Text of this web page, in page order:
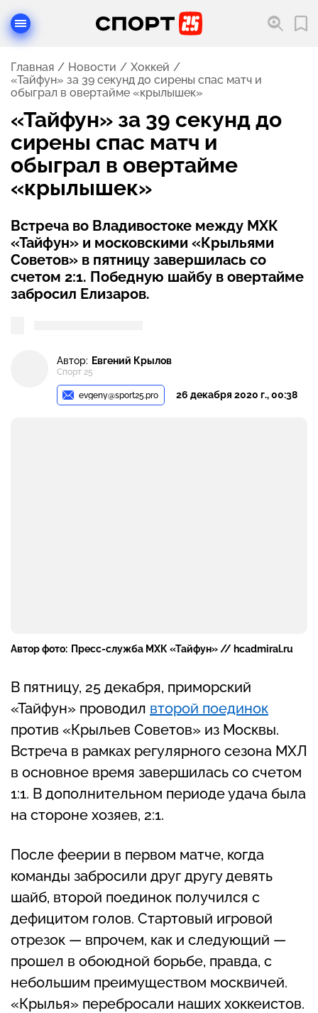
Главная Новости
Хоккей
«Тайфун» за 39 секунд до сирены спас матч и
обыграл в овертайме «крылышек»
«Тайфун» за 39 секунд до
сирены спас матч и
обыграл в овертайме
«крылышек»
Встреча во Владивостоке между МХК
«Тайфун» и московскими «Крыльями
Советов» в пятницу завершилась со
счетом 2:1. Победную шайбу в овертайме
забросил Елизаров.
Автор: Евгений Крылов
Спорт 25
evgeny@sport25.pro 26 декабря 2020 г., 00:38
Автор фото: Пресс-служба МХК «Тайфун» // hcadmiral.ru
В пятницу, 25 декабря, приморский
«Тайфун» проводил второй поединок
против «Крыльев Советов» из Москвы.
Встреча в рамках регулярного сезона МХЛ
в основное время завершилась со счетом
1:1. В дополнительном периоде удача была
на стороне хозяев, 2:1.
После феерии в первом матче, когда
команды забросили друг другу девять
шайб, второй поединок получился с
дефицитом голов. Стартовый игровой
отрезок — впрочем, как и следующий —
прошел в обоюдной борьбе, правда, с
небольшим преимуществом москвичей.
«Крылья» перебросали наших хоккеистов.